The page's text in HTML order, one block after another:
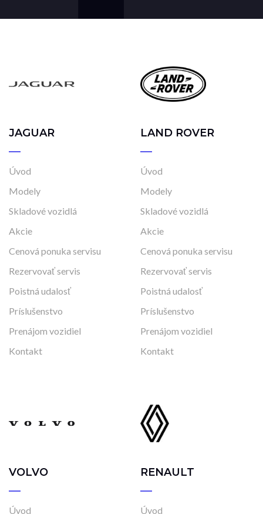
JAGUAR
Úvod
Modely
Skladové vozidlá
Akcie
Cenová ponuka servisu
Rezervovať servis
Poistná udalosť
Príslušenstvo
Prenájom vozidiel
Kontakt
LAND ROVER
Úvod
Modely
Skladové vozidlá
Akcie
Cenová ponuka servisu
Rezervovať servis
Poistná udalosť
Príslušenstvo
Prenájom vozidiel
Kontakt
VOLVO
Úvod
RENAULT
Úvod